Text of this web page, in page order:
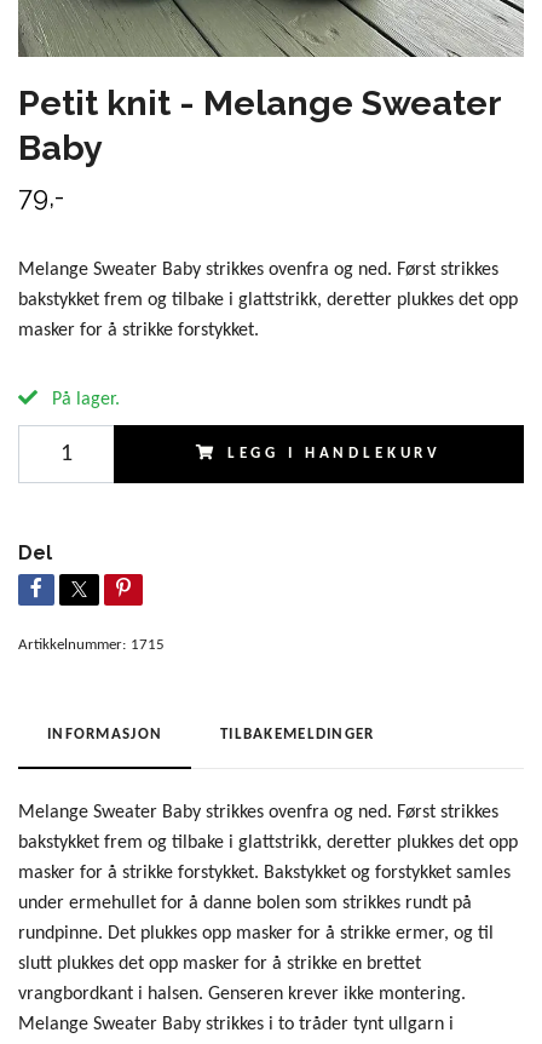
Petit knit - Melange Sweater
Baby
79,-
Melange Sweater Baby strikkes ovenfra og ned. Først strikkes
bakstykket frem og tilbake i glattstrikk, deretter plukkes det opp
masker for å strikke forstykket.
På lager.
LEGG I HANDLEKURV
Del
Artikkelnummer: 1715
INFORMASJON TILBAKEMELDINGER
Melange Sweater Baby strikkes ovenfra og ned. Først strikkes
bakstykket frem og tilbake i glattstrikk, deretter plukkes det opp
masker for å strikke forstykket. Bakstykket og forstykket samles
under ermehullet for å danne bolen som strikkes rundt på
rundpinne. Det plukkes opp masker for å strikke ermer, og til
slutt plukkes det opp masker for å strikke en brettet
vrangbordkant i halsen. Genseren krever ikke montering.
Melange Sweater Baby strikkes i to tråder tynt ullgarn i